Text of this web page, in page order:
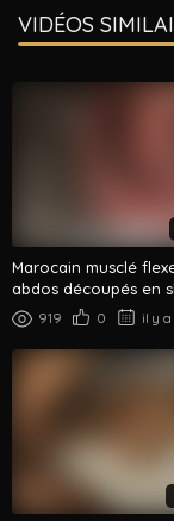
VIDÉOS
Marocain musclé
abdos découpés en
montre son gros cul
919 0 il y